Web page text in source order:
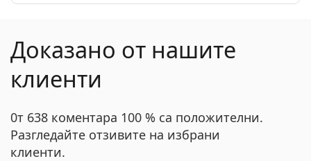
Доказано от нашите
клиенти
0т 638 коментара 100 % са положителни.
Разгледайте отзивите на избрани
клиенти.